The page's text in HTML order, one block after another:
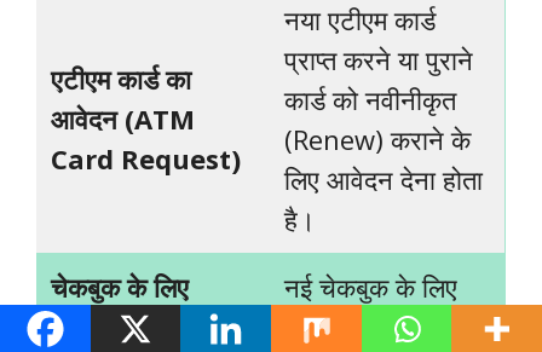
एटीएम कार्ड का
आवेदन (ATM
Card Request)
नया एटीएम कार्ड
प्राप्त करने या पुराने
कार्ड को नवीनीकृत
(Renew) कराने के
लिए आवेदन देना होता
है।
चेकबुक के लिए
(Cheque Book
नई चेकबुक के लिए
एप्लीकेशन लिख कर